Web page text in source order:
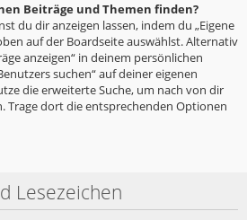
Beiträge und Themen finden?
du dir anzeigen lassen, indem du „Eigene
auf der Boardseite auswählst. Alternativ
anzeigen“ in deinem persönlichen
suchen“ auf deiner eigenen
die erweiterte Suche, um nach von dir
Trage dort die entsprechenden Optionen
Lesezeichen